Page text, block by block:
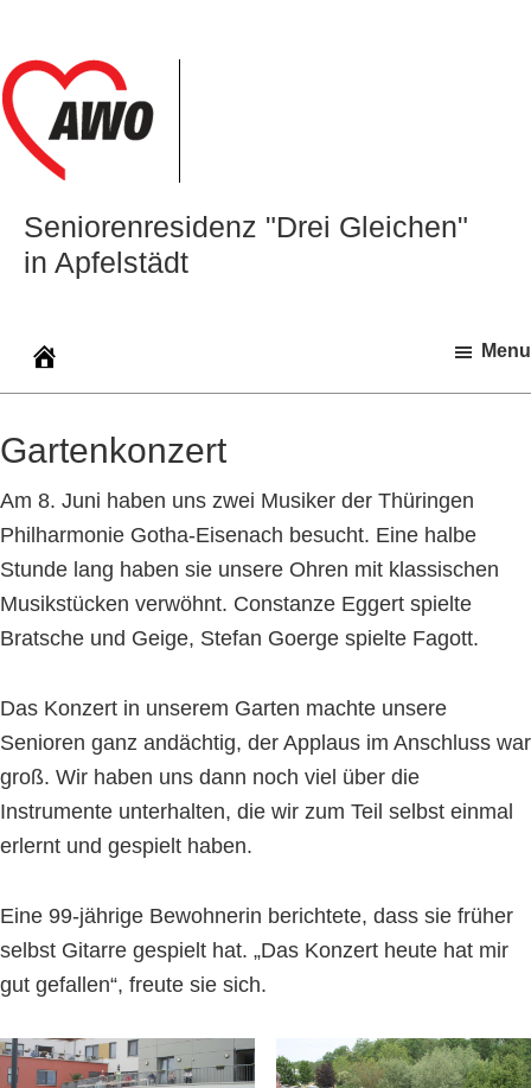
springen
springen
springen
Seniorenresidenz "Drei Gleichen"
in Apfelstädt
Menu
Gartenkonzert
Am 8. Juni haben uns zwei Musiker der Thüringen
Philharmonie Gotha-Eisenach besucht. Eine halbe
Stunde lang haben sie unsere Ohren mit klassischen
Musikstücken verwöhnt. Constanze Eggert spielte
Bratsche und Geige, Stefan Goerge spielte Fagott.
Das Konzert in unserem Garten machte unsere
Senioren ganz andächtig, der Applaus im Anschluss war
groß. Wir haben uns dann noch viel über die
Instrumente unterhalten, die wir zum Teil selbst einmal
erlernt und gespielt haben.
Eine 99-jährige Bewohnerin berichtete, dass sie früher
selbst Gitarre gespielt hat. „Das Konzert heute hat mir
gut gefallen“, freute sie sich.